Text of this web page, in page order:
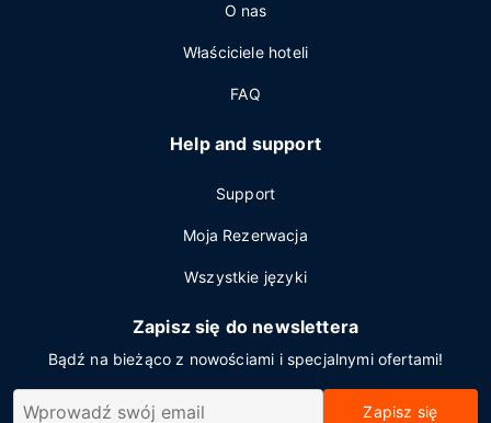
O nas
Właściciele hoteli
FAQ
Help and support
Support
Moja Rezerwacja
Wszystkie języki
Zapisz się do newslettera
Bądź na bieżąco z nowościami i specjalnymi ofertami!
Zapisz się